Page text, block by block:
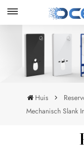
Huis
Mechanisch Slank